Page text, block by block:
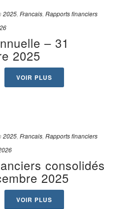
2025 Francais Rapports financiers
– 31
2025
VOIR PLUS
2025 Francais Rapports financiers
consolidés
2025
VOIR PLUS